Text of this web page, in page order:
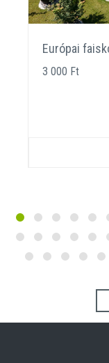
Európai
3 000 Ft